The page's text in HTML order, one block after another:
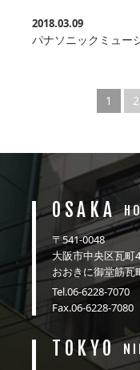
2018.03.09
パナソニックミュー
1 2
OSAKA
〒541-0048
大阪市中央区瓦町
おおきに御堂筋瓦
Tel.06-6228-7070
Fax.06-6228-7080
TOKYO